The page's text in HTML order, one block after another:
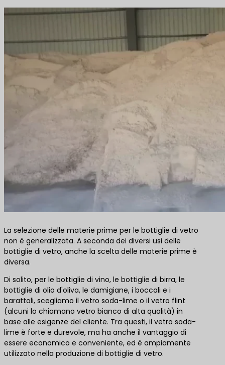
La selezione delle materie prime per le bottiglie di vetro
non è generalizzata. A seconda dei diversi usi delle
bottiglie di vetro, anche la scelta delle materie prime è
diversa.
Di solito, per le bottiglie di vino, le bottiglie di birra, le
bottiglie di olio d'oliva, le damigiane, i boccali e i
barattoli, scegliamo il vetro soda-lime o il vetro flint
(alcuni lo chiamano vetro bianco di alta qualità) in
base alle esigenze del cliente. Tra questi, il vetro soda-
lime è forte e durevole, ma ha anche il vantaggio di
essere economico e conveniente, ed è ampiamente
utilizzato nella produzione di bottiglie di vetro.